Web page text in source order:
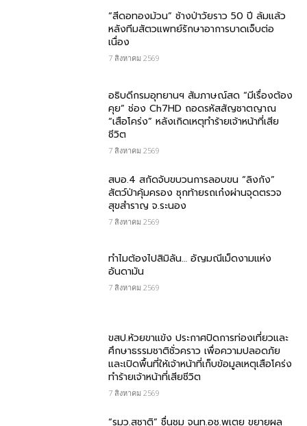
“สีดอทองม้วน” ช้างป่าวัยราว 50 ปี ล้มแล้ว
หลังทีมสัตวแพทย์รักษาอาการบาดเจ็บต่อ
เนื่อง
7 สิงหาคม 2569
อธิบดีกรมอุทยานฯ สัมภาษณ์สด “มีเรื่องต้อง
คุย” ช่อง Ch7HD ถอดรหัสสัญชาตญาณ
“เสือโคร่ง” หลังเกิดเหตุทำร้ายเจ้าหน้าที่เสีย
ชีวิต
7 สิงหาคม 2569
สบอ.4 สกัดจับขบวนการลอบขน “ลิงกัง”
สัตว์ป่าคุ้มครอง ซุกท้ายรถเก๋งผ่านจุดตรวจ
สุขสำราญ จ.ระนอง
7 สิงหาคม 2569
ทำไมต้องไปสิมิลัน… อัญมณีเม็ดงามแห่ง
อันดามัน
7 สิงหาคม 2569
ขสป.ห้วยขาแข้ง ประกาศปิดการท่องเที่ยวและ
ศึกษาธรรมชาติชั่วคราว เพื่อความปลอดภัย
และเปิดพื้นที่ให้เจ้าหน้าที่เก็บข้อมูลเหตุเสือโคร่ง
ทำร้ายเจ้าหน้าที่เสียชีวิต
7 สิงหาคม 2569
“รมว.สุชาติ” ชื่นชม​ จนท.อช.พุเตย​ ขยายผล